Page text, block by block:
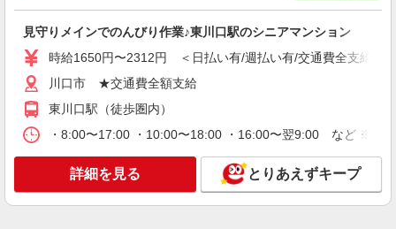
分）等、毎月平均的に支払われる手当を含みま
す。 ※介護福祉士のみ、特別職務手当も含む ◎オ
ンコール手当（1,500円/日）別途支給あり ◎残業
時は別途時間外手当支給（超過1分〜） ◎賞与
キープ 詳細を見る
そんぽの家S 川口上青木/2071bc2
登録ヘルパー
【介護福祉士】 時給1,600円 ◎週20時間以上
（〜8:00）：時給2,000円〜 ＊日曜祝日：時給
1,900円〜 【実務者研修・初任者研修（ヘルパー1
級・2級）】 時給1,520円 ◎週20時間以上勤務
埼玉県川口市上青木4丁目4-5
詳細を見る
見守りメインでのんびり作業♪東川口駅のシニアマンション
時給1650円〜2312円 ＜日払い有/週払い有/交通費全支給(ガ
川口市 ★交通費全額支給
東川口駅（徒歩圏内）
・8:00〜17:00 ・10:00〜18:00 ・16:00〜翌9:00 など ※休
詳細を見る とりあえずキープ